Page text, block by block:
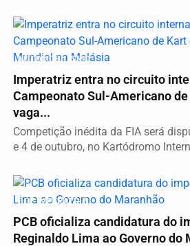
AUTOMOBILISMO
Imperatriz entra no circuito
Campeonato Sul-Americano
vaga...
Competição inédita da FIA será
e 4 de outubro, no Kartódromo
É DE IMPERATRIZ
PCB oficializa candidatura do
Reginaldo Lima ao Governo do